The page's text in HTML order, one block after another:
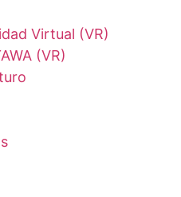
Virtual (VR)
(VR)